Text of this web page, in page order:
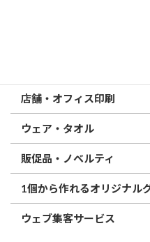
店舗・オフィス印刷
ウェア・タオル
販促品・ノベルティ
1個から作れるオリジナル
ウェブ集客サービス